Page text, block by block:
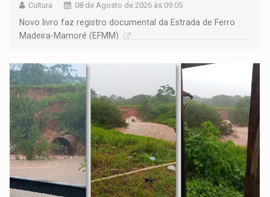
Cultura 08 de Agosto de 2026 às 09:05
Novo livro faz registro documental da Estrada de Ferro
Madeira-Mamoré (EFMM)